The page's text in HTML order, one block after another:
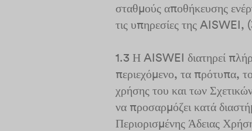
σταθμούς αποθήκευσης
τις υπηρεσίες της AISWEI,
1.3 Η AISWEI διατηρεί
περιεχόμενο, τα πρότυπα,
χρήσης του και των
να προσαρμόζει κατά
Περιορισμένης Άδειας